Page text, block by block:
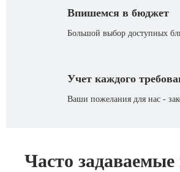
Впишемся в бюджет
Большой выбор доступных
Учет каждого
Ваши пожелания для нас -
Часто